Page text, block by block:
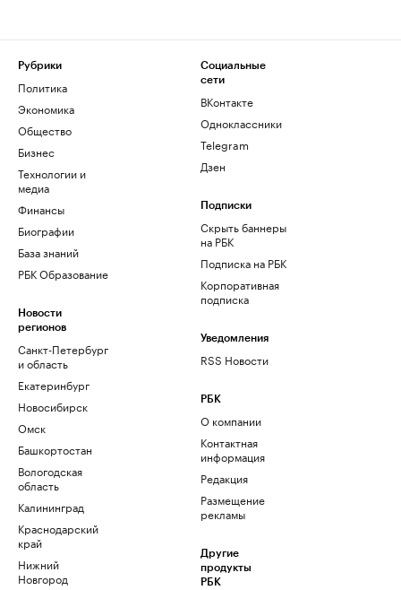
Рубрики
Политика
Экономика
Общество
Бизнес
Технологии и
медиа
Финансы
Биографии
База знаний
РБК Образование
Новости
регионов
Санкт-Петербург
и область
Екатеринбург
Новосибирск
Омск
Башкортостан
Вологодская
область
Калининград
Краснодарский
край
Нижний
Новгород
Социальные
сети
ВКонтакте
Одноклассники
Telegram
Дзен
Подписки
Скрыть баннеры
на РБК
Подписка на РБК
Корпоративная
подписка
Уведомления
RSS Новости
РБК
О компании
Контактная
информация
Редакция
Размещение
рекламы
Другие
продукты
РБК